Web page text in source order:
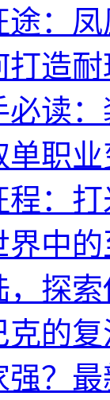
途：
造
读
职
：
界中
探
的
？